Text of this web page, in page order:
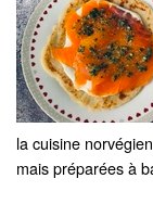
la cuisine
mais préparées à